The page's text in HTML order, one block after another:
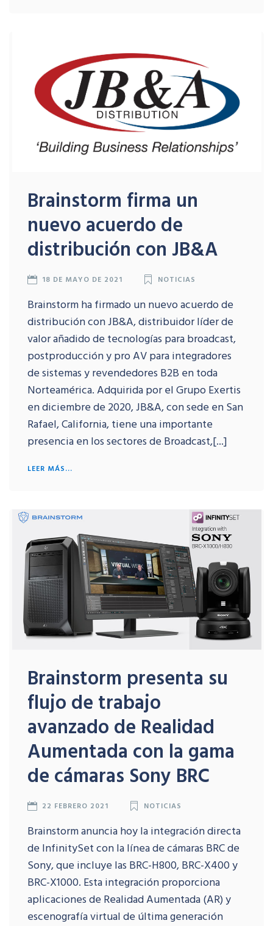
Brainstorm firma un
nuevo acuerdo de
distribución con JB&A
18 DE MAYO DE 2021 NOTICIAS
Brainstorm ha firmado un nuevo acuerdo de
distribución con JB&A, distribuidor líder de
valor añadido de tecnologías para broadcast,
postproducción y pro AV para integradores
de sistemas y revendedores B2B en toda
Norteamérica. Adquirida por el Grupo Exertis
en diciembre de 2020, JB&A, con sede en San
Rafael, California, tiene una importante
presencia en los sectores de Broadcast,[...]
LEER MÁS...
Brainstorm presenta su
flujo de trabajo
avanzado de Realidad
Aumentada con la gama
de cámaras Sony BRC
22 FEBRERO 2021 NOTICIAS
Brainstorm anuncia hoy la integración directa
de InfinitySet con la línea de cámaras BRC de
Sony, que incluye las BRC-H800, BRC-X400 y
BRC-X1000. Esta integración proporciona
aplicaciones de Realidad Aumentada (AR) y
escenografía virtual de última generación